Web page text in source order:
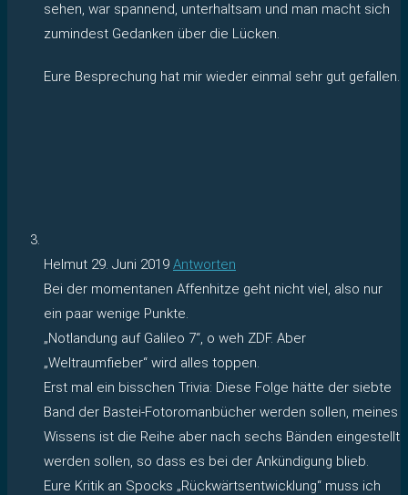
sehen, war spannend, unterhaltsam und man macht sich
zumindest Gedanken über die Lücken.
Eure Besprechung hat mir wieder einmal sehr gut gefallen.
Helmut 29. Juni 2019 Antworten
Bei der momentanen Affenhitze geht nicht viel, also nur
ein paar wenige Punkte.
„Notlandung auf Galileo 7“, o weh ZDF. Aber
„Weltraumfieber“ wird alles toppen.
Erst mal ein bisschen Trivia: Diese Folge hätte der siebte
Band der Bastei-Fotoromanbücher werden sollen, meines
Wissens ist die Reihe aber nach sechs Bänden eingestellt
werden sollen, so dass es bei der Ankündigung blieb.
Eure Kritik an Spocks „Rückwärtsentwicklung“ muss ich